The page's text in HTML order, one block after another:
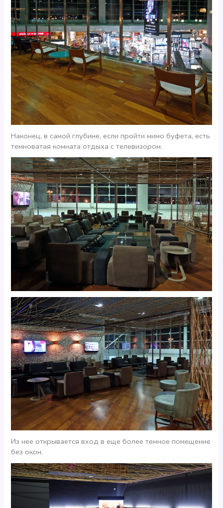
Наконец, в самой глубине, если пройти мимо буфета, есть
темноватая комната отдыха с телевизором.
Из нее открывается вход в еще более темное помещение
без окон.